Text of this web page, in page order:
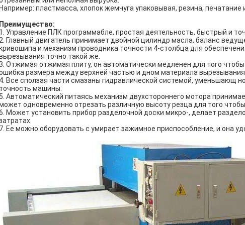
Например: пластмасса, хлопок жемчуга упаковывая, резина, печатание
Преимущество:
1. Управление ПЛК программабле, простая деятельность, быстрый и
2. Главный двигатель принимает двойной цилиндр масла, баланс
и механизм проводника точности 4-столбца для
точно такой же.
Отжимая отжимая плиту, он автоматически медленен для того
размера между верхней частью и дном материала вырезывания.
4. Все сползая части смазаны гидравлической системой, уменьшающ
точность машины.
5. Автоматический питаясь механизм двухстороннего мотора
одновременно отрезать различную высоту резца для того
Может установить прибор разделочной доски микро-, делает
7. Ее можно оборудовать с умирает зажимное приспособление, и она